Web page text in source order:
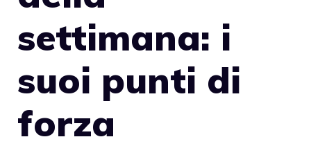
settimana: i
suoi punti di
forza